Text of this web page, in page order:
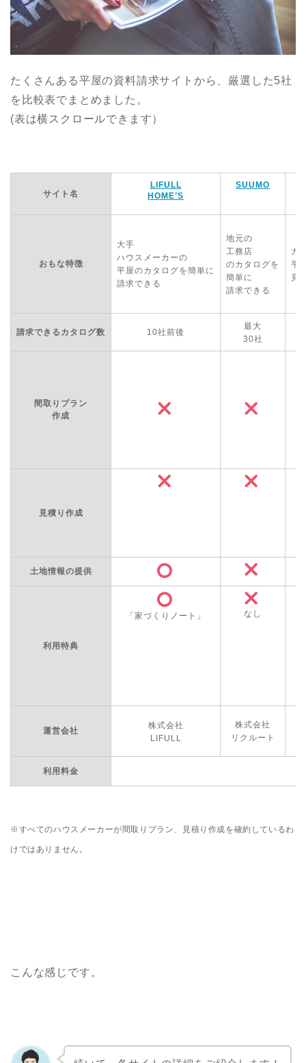
たくさんある平屋の資料請求サイトから、厳選した5社
を比較表でまとめました。
(表は横スクロールできます）
サイト名
LIFULL
HOME’S
SUUMO
おもな特徴
大手
ハウスメーカーの
平屋のカタログを簡単に
請求できる
地元の
工務店
のカタログを
簡単に
請求できる
カ
平
見
請求できるカタログ数 10社前後
最大
30社
間取りプラン
作成
見積り作成
土地情報の提供
利用特典
「家づくりノート」 なし
運営会社
株式会社
LIFULL
株式会社
リクルート
利用料金
※すべてのハウスメーカーが間取りプラン、見積り作成を確約しているわ
けではありません。
こんな感じです。